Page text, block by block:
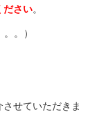
ださい。
。）
させていただきま